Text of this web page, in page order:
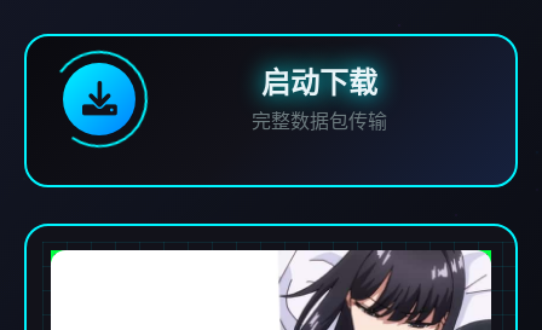
启动下载
完整数据包传输